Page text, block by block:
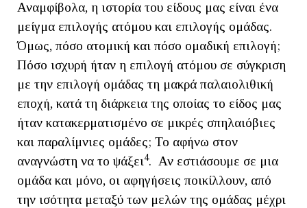
Αναμφίβολα, η ιστορία του είδους μας είναι ένα
μείγμα επιλογής ατόμου και επιλογής ομάδας.
Όμως, πόσο ατομική και πόσο ομαδική επιλογή;
Πόσο ισχυρή ήταν η επιλογή ατόμου σε σύγκριση
με την επιλογή ομάδας τη μακρά παλαιολιθική
εποχή, κατά τη διάρκεια της οποίας το είδος μας
ήταν κατακερματισμένο σε μικρές σπηλαιόβιες
και παραλίμνιες ομάδες; Το αφήνω στον
αναγνώστη να το ψάξει4. Αν εστιάσουμε σε μια
ομάδα και μόνο, οι αφηγήσεις ποικίλλουν, από
την ισότητα μεταξύ των μελών της ομάδας μέχρι